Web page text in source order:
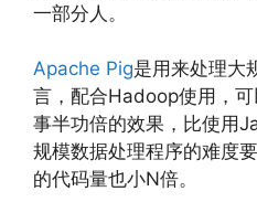
一部分人。
Apache Pig是用来处理大
言，配合Hadoop使用，
事半功倍的效果，比使用
规模数据处理程序的难度
的代码量也小N倍。